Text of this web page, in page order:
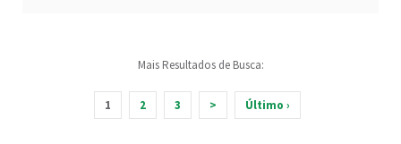
Mais Resultados de Busca:
1 2 3 > Último ›